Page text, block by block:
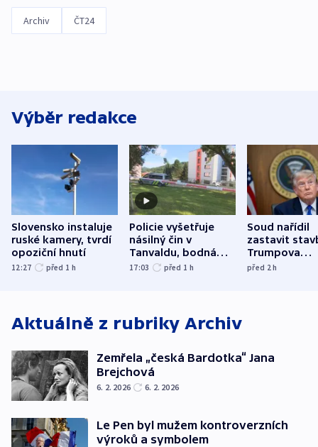
Archiv ČT24
Výběr redakce
Slovensko instaluje
ruské kamery, tvrdí
opoziční hnutí
12:27 před 1 h
Policie vyšetřuje
násilný čin v
Tanvaldu, bodná
zranění při něm
17:03 před 1 h
Soud nařídil
zastavit
Trumpova
tanečního
před 2h
Aktuálně z rubriky Archiv
Zemřela „česká Bardotka“ Jana
Brejchová
6. 2. 2026 6. 2. 2026
Le Pen byl mužem kontroverzních
výroků a symbolem